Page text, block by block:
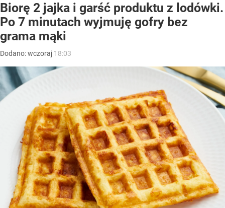
Biorę 2 jajka i garść produktu z lodówki.
Po 7 minutach wyjmuję gofry bez
grama mąki
Dodano:wczoraj 18:03